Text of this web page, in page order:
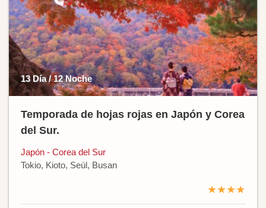
13 Día / 12 Noche
Temporada de hojas rojas en Japón y Corea
del Sur.
Japón - Corea del Sur
Tokio, Kioto, Seúl, Busan
★★★★